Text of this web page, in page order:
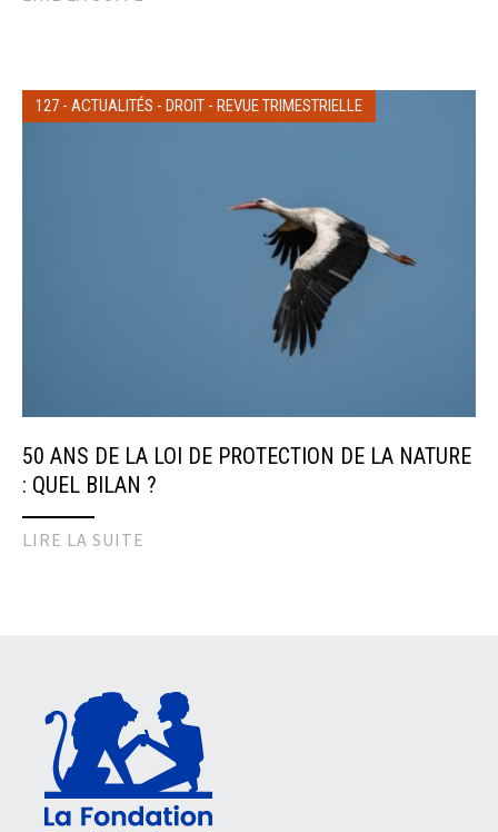
127 - ACTUALITÉS - DROIT - REVUE TRIMESTRIELLE
50 ANS DE LA LOI DE PROTECTION DE LA NATURE
: QUEL BILAN ?
LIRE LA SUITE